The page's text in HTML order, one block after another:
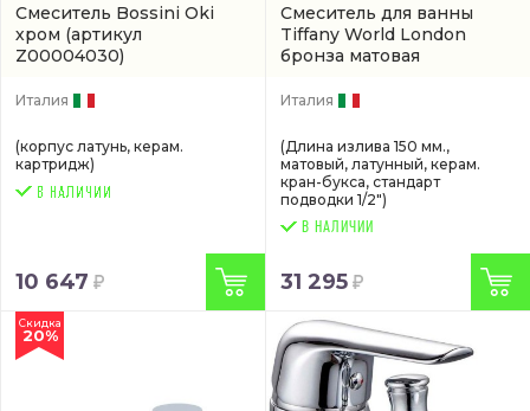
Смеситель Bossini Oki
хром (артикул
Z00004030)
Италия
(корпус латунь, керам.
картридж)
10 647
Смеситель для ванны
Tiffany World London
бронза матовая
Италия
(Длина излива 150 мм.,
матовый, латунный, керам.
кран-букса, стандарт
подводки 1/2")
В НАЛИЧИИ
31 295
Скидка
20%